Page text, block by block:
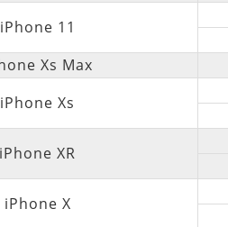
iPhone 11
Xs Max
iPhone Xs
iPhone XR
iPhone X